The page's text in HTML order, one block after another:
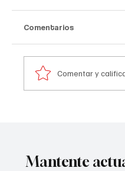
Comentarios
Comentar y
Mantente